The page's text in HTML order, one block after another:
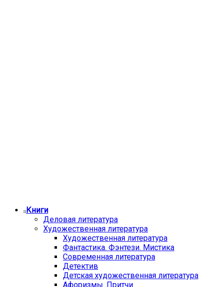
Книги
Деловая литература
Художественная литература
Художественная литература
Фантастика. Фэнтези. Мистика
Современная литература
Детектив
Детская художественная литература
Афоризмы. Притчи